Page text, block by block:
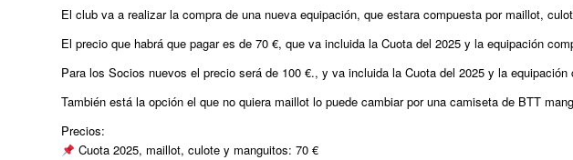
El club va a realizar la compra de una nueva equipación, que estara compuesta por maillot,
El precio que habrá que pagar es de 70 €, que va incluida la Cuota del 2025 y la equipación
Para los Socios nuevos el precio será de 100 €., y va incluida la Cuota del 2025 y la equipación
También está la opción el que no quiera maillot lo puede cambiar por una camiseta de BTT
Precios:
Cuota 2025, maillot, culote y manguitos: 70 €